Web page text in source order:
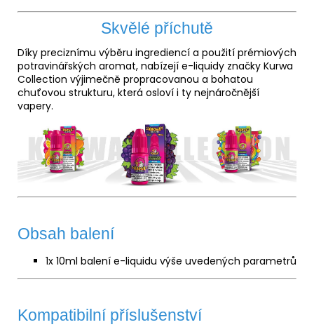
Skvělé příchutě
Díky preciznímu výběru ingrediencí a použití prémiových
potravinářských aromat, nabízejí e-liquidy značky Kurwa
Collection výjimečně propracovanou a bohatou
chuťovou strukturu, která osloví i ty nejnáročnější
vapery.
Obsah balení
1x 10ml balení e-liquidu výše uvedených parametrů
Kompatibilní příslušenství